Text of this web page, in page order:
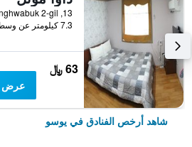
7.3 كيلومتر عن وسط المدينة
63 ﷼
عرض
شاهد أرخص الفنادق في يوسو